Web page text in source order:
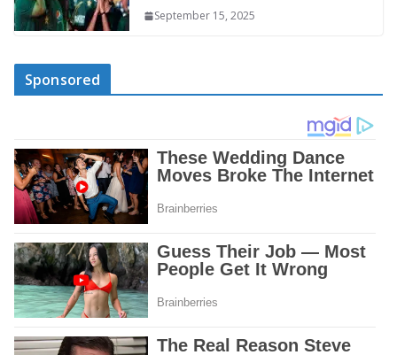
September 15, 2025
Sponsored